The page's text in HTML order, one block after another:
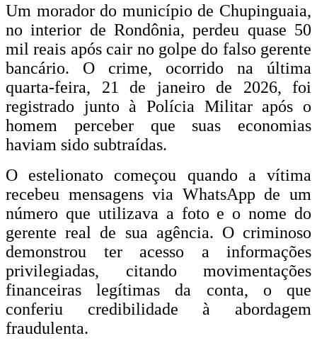
Um morador do município de Chupinguaia,
no interior de Rondônia, perdeu quase 50
mil reais após cair no golpe do falso gerente
bancário. O crime, ocorrido na última
quarta-feira, 21 de janeiro de 2026, foi
registrado junto à Polícia Militar após o
homem perceber que suas economias
haviam sido subtraídas.
O estelionato começou quando a vítima
recebeu mensagens via WhatsApp de um
número que utilizava a foto e o nome do
gerente real de sua agência. O criminoso
demonstrou ter acesso a informações
privilegiadas, citando movimentações
financeiras legítimas da conta, o que
conferiu credibilidade à abordagem
fraudulenta.